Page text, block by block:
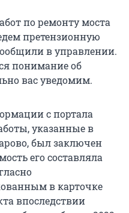
по ремонту моста
претензионную
в управлении.
понимание об
вас уведомим.
с портала
указанные в
был заключен
его составляла
в карточке
впоследствии